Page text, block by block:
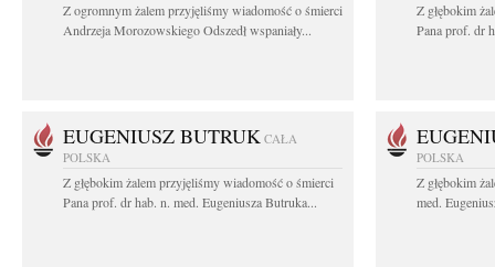
Z ogromnym żalem przyjęliśmy wiadomość o śmierci
Andrzeja Morozowskiego Odszedł wspaniały...
Z głębokim
Pana prof. dr
EUGENIUSZ BUTRUK CAŁA
POLSKA
Z głębokim żalem przyjęliśmy wiadomość o śmierci
Pana prof. dr hab. n. med. Eugeniusza Butruka...
POLSKA
Z głębokim
med.